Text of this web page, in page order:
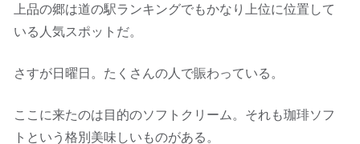
上品の郷は道の駅ランキングでもかなり上位に位置して
いる人気スポットだ。
さすが日曜日。たくさんの人で賑わっている。
ここに来たのは目的のソフトクリーム。それも珈琲ソフ
トという格別美味しいものがある。